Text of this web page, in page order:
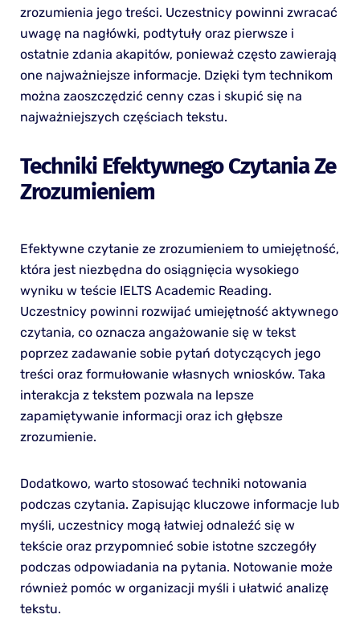
zrozumienia jego treści. Uczestnicy powinni zwracać
uwagę na nagłówki, podtytuły oraz pierwsze i
ostatnie zdania akapitów, ponieważ często zawierają
one najważniejsze informacje. Dzięki tym technikom
można zaoszczędzić cenny czas i skupić się na
najważniejszych częściach tekstu.
Techniki Efektywnego Czytania Ze
Zrozumieniem
Efektywne czytanie ze zrozumieniem to umiejętność,
która jest niezbędna do osiągnięcia wysokiego
wyniku w teście IELTS Academic Reading.
Uczestnicy powinni rozwijać umiejętność aktywnego
czytania, co oznacza angażowanie się w tekst
poprzez zadawanie sobie pytań dotyczących jego
treści oraz formułowanie własnych wniosków. Taka
interakcja z tekstem pozwala na lepsze
zapamiętywanie informacji oraz ich głębsze
zrozumienie.
Dodatkowo, warto stosować techniki notowania
podczas czytania. Zapisując kluczowe informacje lub
myśli, uczestnicy mogą łatwiej odnaleźć się w
tekście oraz przypomnieć sobie istotne szczegóły
podczas odpowiadania na pytania. Notowanie może
również pomóc w organizacji myśli i ułatwić analizę
tekstu.